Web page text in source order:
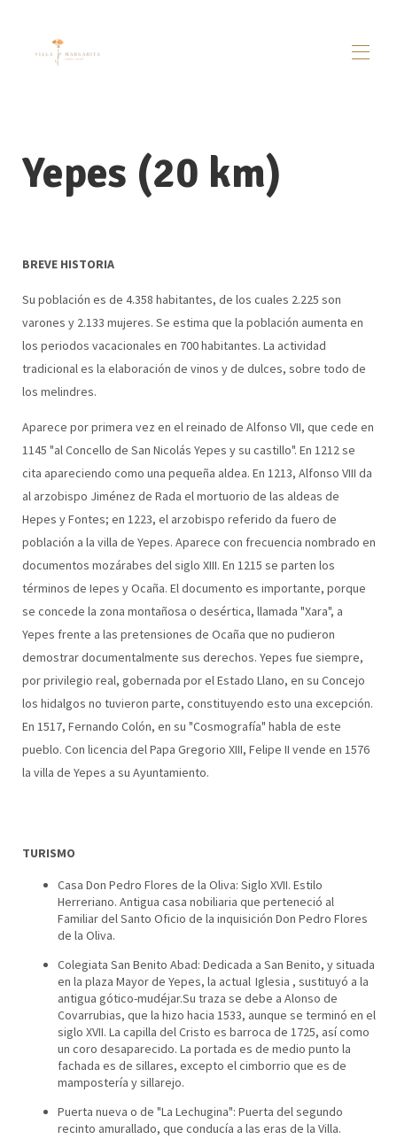
Villamargarita
Dosbarrios
Visitas / Actividades
Yepes (20 km)
BREVE HISTORIA
Su población es de 4.358 habitantes, de los cuales 2.225 son
varones y 2.133 mujeres. Se estima que la población aumenta en
los periodos vacacionales en 700 habitantes. La actividad
tradicional es la elaboración de vinos y de dulces, sobre todo de
los melindres.
Aparece por primera vez en el reinado de Alfonso VII, que cede en
1145 "al Concello de San Nicolás Yepes y su castillo". En 1212 se
cita apareciendo como una pequeña aldea. En 1213, Alfonso VIII da
al arzobispo Jiménez de Rada el mortuorio de las aldeas de
Hepes y Fontes; en 1223, el arzobispo referido da fuero de
población a la villa de Yepes. Aparece con frecuencia nombrado en
documentos mozárabes del siglo XIII. En 1215 se parten los
términos de Iepes y Ocaña. El documento es importante, porque
se concede la zona montañosa o desértica, llamada "Xara", a
Yepes frente a las pretensiones de Ocaña que no pudieron
demostrar documentalmente sus derechos. Yepes fue siempre,
por privilegio real, gobernada por el Estado Llano, en su Concejo
los hidalgos no tuvieron parte, constituyendo esto una excepción.
En 1517, Fernando Colón, en su "Cosmografía" habla de este
pueblo. Con licencia del Papa Gregorio XIII, Felipe II vende en 1576
la villa de Yepes a su Ayuntamiento.
TURISMO
Casa Don Pedro Flores de la Oliva: Siglo XVII. Estilo
Herreriano. Antigua casa nobiliaria que perteneció al
Familiar del Santo Oficio de la inquisición Don Pedro Flores
de la Oliva.
Colegiata San Benito Abad: Dedicada a San Benito, y situada
en la plaza Mayor de Yepes, la actual Iglesia , sustituyó a la
antigua gótico-mudéjar.Su traza se debe a Alonso de
Covarrubias, que la hizo hacia 1533, aunque se terminó en el
siglo XVII. La capilla del Cristo es barroca de 1725, así como
un coro desaparecido. La portada es de medio punto la
fachada es de sillares, excepto el cimborrio que es de
mampostería y sillarejo.
Puerta nueva o de "La Lechugina": Puerta del segundo
recinto amurallado, que conducía a las eras de la Villa.